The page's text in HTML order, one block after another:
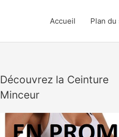
Accueil Plan du
Découvrez la Ceinture
Minceur